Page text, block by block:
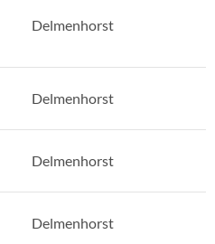
Delmenhorst
Delmenhorst
Delmenhorst
Delmenhorst